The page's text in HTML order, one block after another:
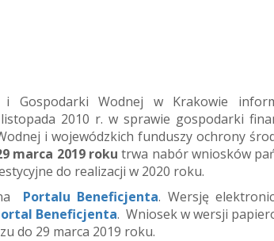
i Gospodarki Wodnej w Krakowie
2010 r. w sprawie gospodarki
i wojewódzkich funduszy ochrony
marca 2019 roku trwa nabór wniosków
do realizacji w 2020 roku.
Portalu Beneficjenta. Wersję
Beneficjenta. Wniosek w wersji
do 29 marca 2019 roku.